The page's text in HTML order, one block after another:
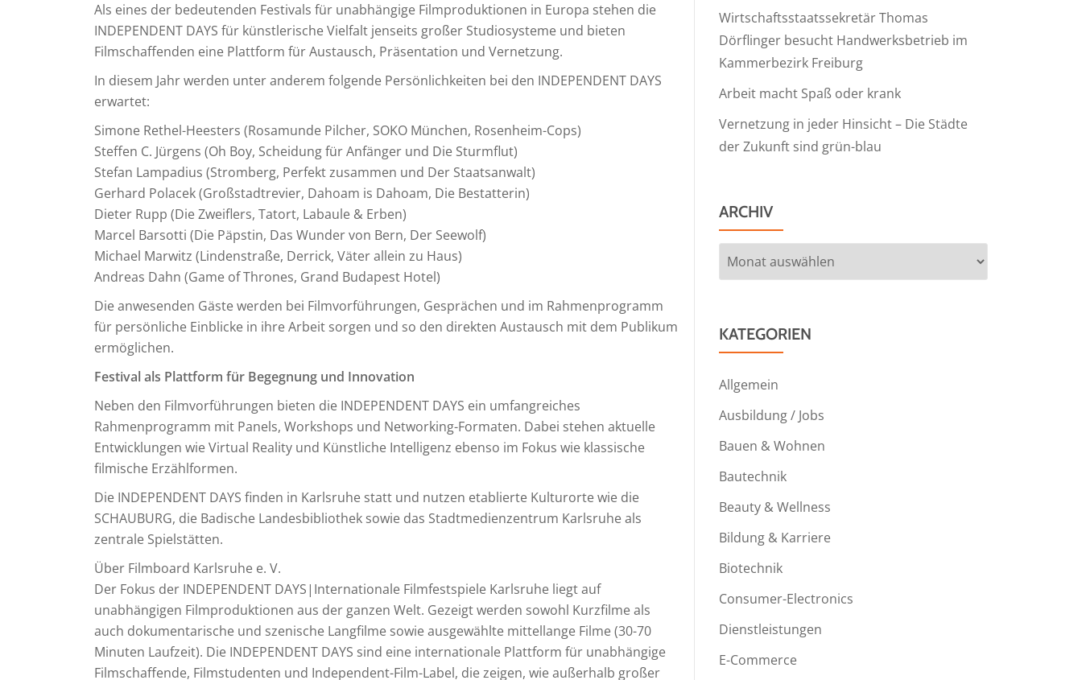
Als eines der bedeutenden Festivals für unabhängige Filmproduktionen in Europa stehen die
INDEPENDENT DAYS für künstlerische Vielfalt jenseits großer Studiosysteme und bieten
Filmschaffenden eine Plattform für Austausch, Präsentation und Vernetzung.
In diesem Jahr werden unter anderem folgende Persönlichkeiten bei den INDEPENDENT DAYS
erwartet:
Simone Rethel-Heesters (Rosamunde Pilcher, SOKO München, Rosenheim-Cops)
Steffen C. Jürgens (Oh Boy, Scheidung für Anfänger und Die Sturmflut)
Stefan Lampadius (Stromberg, Perfekt zusammen und Der Staatsanwalt)
Gerhard Polacek (Großstadtrevier, Dahoam is Dahoam, Die Bestatterin)
Dieter Rupp (Die Zweiflers, Tatort, Labaule & Erben)
Marcel Barsotti (Die Päpstin, Das Wunder von Bern, Der Seewolf)
Michael Marwitz (Lindenstraße, Derrick, Väter allein zu Haus)
Andreas Dahn (Game of Thrones, Grand Budapest Hotel)
Die anwesenden Gäste werden bei Filmvorführungen, Gesprächen und im Rahmenprogramm
für persönliche Einblicke in ihre Arbeit sorgen und so den direkten Austausch mit dem Publikum
ermöglichen.
Festival als Plattform für Begegnung und Innovation
Neben den Filmvorführungen bieten die INDEPENDENT DAYS ein umfangreiches
Rahmenprogramm mit Panels, Workshops und Networking-Formaten. Dabei stehen aktuelle
Entwicklungen wie Virtual Reality und Künstliche Intelligenz ebenso im Fokus wie klassische
filmische Erzählformen.
Die INDEPENDENT DAYS finden in Karlsruhe statt und nutzen etablierte Kulturorte wie die
SCHAUBURG, die Badische Landesbibliothek sowie das Stadtmedienzentrum Karlsruhe als
zentrale Spielstätten.
Über Filmboard Karlsruhe e. V.
Der Fokus der INDEPENDENT DAYS|Internationale Filmfestspiele Karlsruhe liegt auf
unabhängigen Filmproduktionen aus der ganzen Welt. Gezeigt werden sowohl Kurzfilme als
auch dokumentarische und szenische Langfilme sowie ausgewählte mittellange Filme (30-70
Minuten Laufzeit). Die INDEPENDENT DAYS sind eine internationale Plattform für unabhängige
Filmschaffende, Filmstudenten und Independent-Film-Label, die zeigen, wie außerhalb großer
Wirtschaftsstaatssekretär Thomas
Dörflinger besucht Handwerksbetrieb im
Kammerbezirk Freiburg
Arbeit macht Spaß oder krank
Vernetzung in jeder Hinsicht – Die Städte
der Zukunft sind grün-blau
ARCHIV
Archiv
KATEGORIEN
Allgemein
Ausbildung / Jobs
Bauen & Wohnen
Bautechnik
Beauty & Wellness
Bildung & Karriere
Biotechnik
Consumer-Electronics
Dienstleistungen
E-Commerce